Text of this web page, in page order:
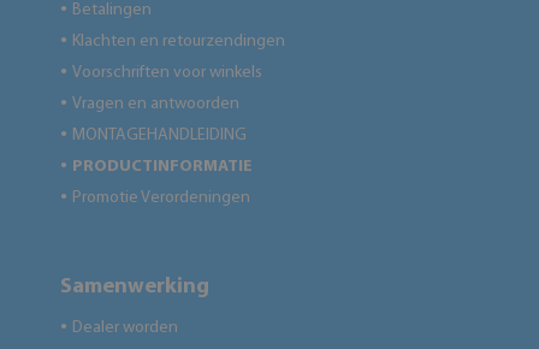
● Betalingen
● Klachten en retourzendingen
● Voorschriften voor winkels
● Vragen en antwoorden
● MONTAGEHANDLEIDING
● PRODUCTINFORMATIE
● Promotie Verordeningen
Samenwerking
● Dealer worden